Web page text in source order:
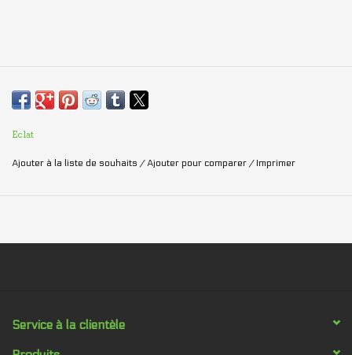
Eclat
Ajouter à la liste de souhaits /Ajouter pour comparer / Imprimer
Service à la clientèle